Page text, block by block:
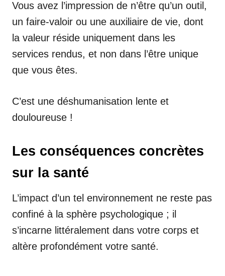
Vous avez l’impression de n’être qu’un outil,
un faire-valoir ou une auxiliaire de vie, dont
la valeur réside uniquement dans les
services rendus, et non dans l’être unique
que vous êtes.
C’est une déshumanisation lente et
douloureuse !
Les conséquences concrètes
sur la santé
L’impact d’un tel environnement ne reste pas
confiné à la sphère psychologique ; il
s’incarne littéralement dans votre corps et
altère profondément votre santé.